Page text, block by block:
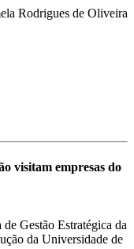
Rodrigues de Oliveira
visitam empresas do
Gestão Estratégica da
da Universidade de